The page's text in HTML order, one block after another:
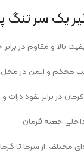
سر تنگ پژو
بالا و مقاوم در
محکم و ایمن در
در برابر نفوذ ذرات
جعبه فرمان
مختلف، از سرما تا